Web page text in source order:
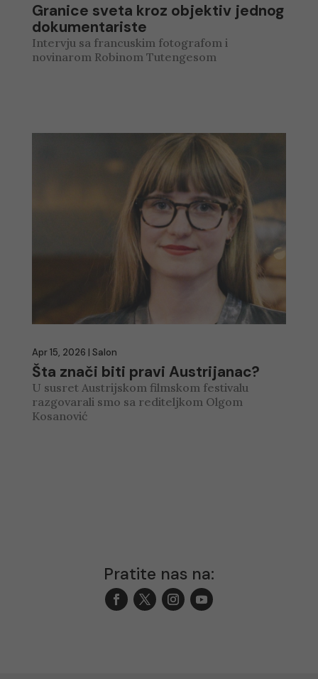
Granice sveta kroz objektiv jednog
dokumentariste
Intervju sa francuskim fotografom i
novinarom Robinom Tutengesom
Šta znači biti pravi Austrijanac?
Apr 15, 2026 | Salon
U susret Austrijskom filmskom festivalu
razgovarali smo sa rediteljkom Olgom
Kosanović
Pratite nas na: